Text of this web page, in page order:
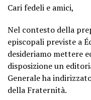
Cari fedeli e amici,
Nel contesto della
episcopali previste a
desideriamo mettere
disposizione un
Generale ha
della Fraternità.